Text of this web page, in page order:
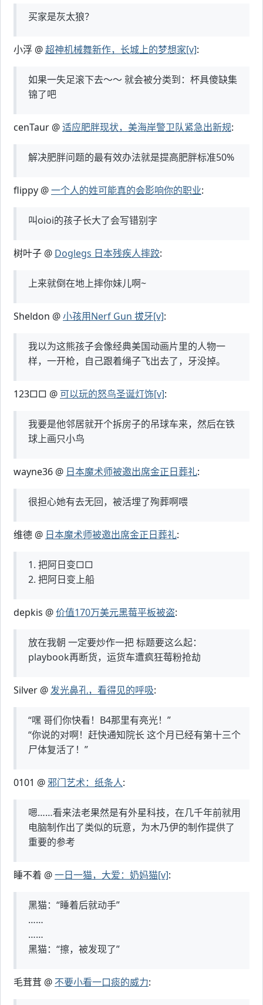
买家是灰太狼？
小浮 @超神机械舞新作，长城上的梦想家[v]:
如果一失足滚下去～～ 就会被分类到：杯具傻缺集
锦了吧
cenTaur @适应肥胖现状，美海岸警卫队紧急出新规:
解决肥胖问题的最有效办法就是提高肥胖标准50%
flippy @一个人的姓可能真的会影响你的职业:
叫oioi的孩子长大了会写错别字
树叶子 @ Doglegs 日本残疾人摔跤:
上来就倒在地上摔你妹儿啊~
Sheldon @小孩用Nerf Gun 拔牙[v]:
我以为这熊孩子会像经典美国动画片里的人物一
样，一开枪，自己跟着绳子飞出去了，牙没掉。
123□□ @ 可以玩的怒鸟圣诞灯饰[v]:
我要是他邻居就开个拆房子的吊球车来，然后在铁
球上画只小鸟
wayne36 @ 日本魔术师被邀出席金正日葬礼:
很担心她有去无回，被活埋了殉葬啊喂
维德 @ 日本魔术师被邀出席金正日葬礼:
1. 把阿日变□□
2. 把阿日变上船
depkis @价值170万美元黑莓平板被盗:
放在我朝 一定要炒作一把 标题要这么起：
playbook再断货，运货车遭疯狂莓粉抢劫
Silver @发光鼻孔，看得见的呼吸:
“嘿 哥们你快看！B4那里有亮光！”
“你说的对啊！赶快通知院长 这个月已经有第十三个
尸体复活了！”
0101 @邪门艺术：纸条人:
嗯……看来法老果然是有外星科技，在几千年前就用
电脑制作出了类似的玩意，为木乃伊的制作提供了
重要的参考
睡不着 @一日一猫，大爱：奶妈猫[v]:
黑猫：“睡着后就动手”
……
……
黑猫：“擦，被发现了”
毛茸茸 @ 不要小看一口痰的威力: